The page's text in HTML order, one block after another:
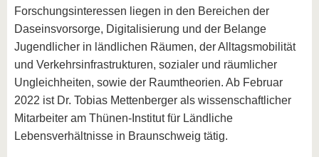
Forschungsinteressen liegen in den Bereichen der
Daseinsvorsorge, Digitalisierung und der Belange
Jugendlicher in ländlichen Räumen, der Alltagsmobilität
und Verkehrsinfrastrukturen, sozialer und räumlicher
Ungleichheiten, sowie der Raumtheorien. Ab Februar
2022 ist Dr. Tobias Mettenberger als wissenschaftlicher
Mitarbeiter am Thünen-Institut für Ländliche
Lebensverhältnisse in Braunschweig tätig.